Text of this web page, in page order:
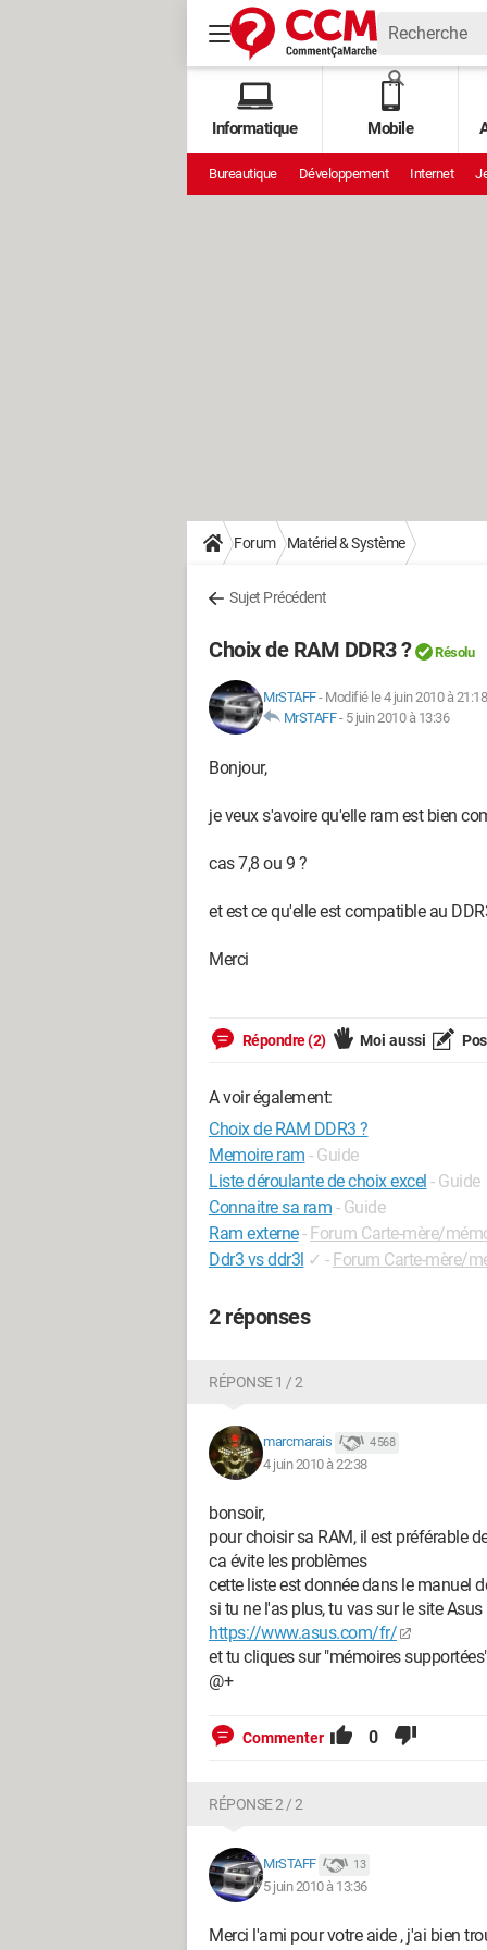
Informatique Mobile
Bureautique Développement Internet
Forum Matériel & Système
Sujet Précédent
Choix de RAM DDR3 ? Résolu
MrSTAFF- Modifié le 4 juin 2010 à 21:18
MrSTAFF- 5 juin 2010 à 13:36
Bonjour,
je veux s'avoire qu'elle ram est bien
cas 7,8 ou 9 ?
et est ce qu'elle est compatible au
Merci
Répondre (2) Moi aussi
A voir également:
Choix de RAM DDR3 ?
Memoire ram - Guide
Liste déroulante de choix excel - Guide
Connaitre sa ram - Guide
Ram externe- Forum Carte-mère/
Ddr3 vs ddr3l ✓ - Forum Carte-mère/
2 réponses
RÉPONSE 1 / 2
marcmarais 4 568
4 juin 2010 à 22:38
bonsoir,
pour choisir sa RAM, il est préférable
ca évite les problèmes
cette liste est donnée dans le manuel
si tu ne l'as plus, tu vas sur le site Asus
https://www.asus.com/fr/
et tu cliques sur "mémoires
@+
Commenter 0
RÉPONSE 2 / 2
MrSTAFF 13
5 juin 2010 à 13:36
Merci l'ami pour votre aide , j'ai bien